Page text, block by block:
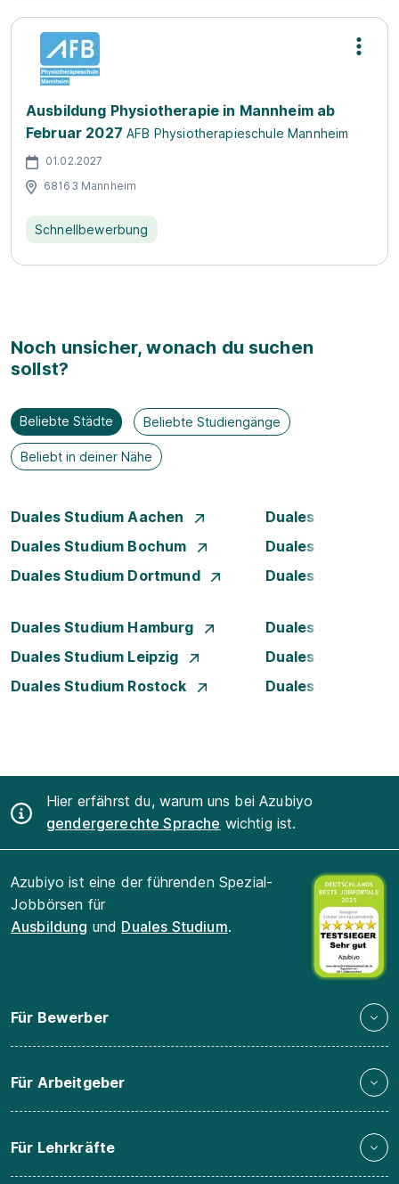
Ausbildung Physiotherapie in Mannheim ab
Februar 2027 AFB Physiotherapieschule Mannheim
01.02.2027
68163 Mannheim
Schnellbewerbung
Noch unsicher, wonach du suchen
sollst?
Beliebte Städte Beliebte Studiengänge
Beliebt in deiner Nähe
Duales Studium Aachen
Duales Studium
Duales Studium Bochum
Duales Studium
Duales Studium Dortmund
Duales Studium
Duales Studium Hamburg
Duales Studium
Duales Studium Leipzig
Duales Studium
Duales Studium Rostock
Duales Studium
Hier erfährst du, warum uns bei Azubiyo
gendergerechte Sprache wichtig ist.
Azubiyo ist eine der führenden Spezial-
Jobbörsen für
Ausbildung und Duales Studium.
Für Bewerber
Für Arbeitgeber
Für Lehrkräfte